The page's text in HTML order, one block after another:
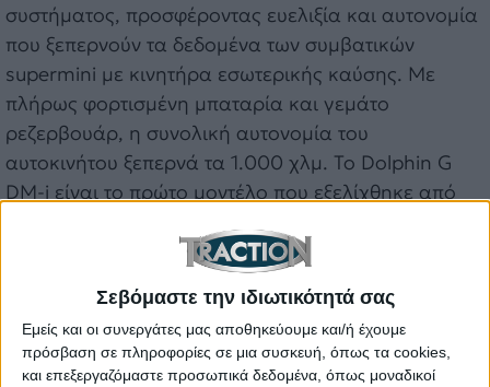
Σεβόμαστε την ιδιωτικότητά σας
Εμείς και οι συνεργάτες μας αποθηκεύουμε και/ή έχουμε
πρόσβαση σε πληροφορίες σε μια συσκευή, όπως τα cookies,
και επεξεργαζόμαστε προσωπικά δεδομένα, όπως μοναδικοί
συστήματος, προσφέροντας ευελιξία και αυτονομία
που ξεπερνούν τα δεδομένα των συμβατικών
supermini με κινητήρα εσωτερικής καύσης. Με
πλήρως φορτισμένη μπαταρία και γεμάτο
ρεζερβουάρ, η συνολική αυτονομία του
αυτοκινήτου ξεπερνά τα 1.000 χλμ. Το Dolphin G
DM-i είναι το πρώτο μοντέλο που εξελίχθηκε από
συμπεριλαμβανομένης της Ευρώπης. Οι διαστάσεις
του (μήκος 4,16 μ. και πλάτος 1,825 μ.) το
τοποθετούν ξεκάθαρα στην καρδιά της ευρωπαϊκής
κατηγορίας Β, των supermini.